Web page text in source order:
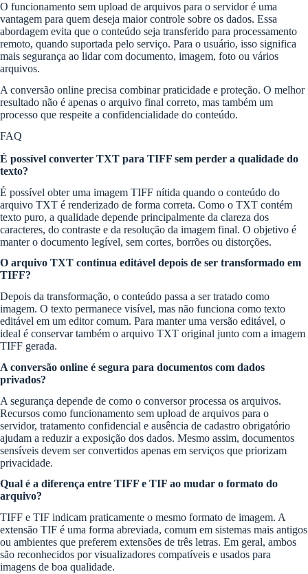
O funcionamento sem upload de arquivos para o servidor é uma
vantagem para quem deseja maior controle sobre os dados. Essa
abordagem evita que o conteúdo seja transferido para processamento
remoto, quando suportada pelo serviço. Para o usuário, isso significa
mais segurança ao lidar com documento, imagem, foto ou vários
arquivos.
A conversão online precisa combinar praticidade e proteção. O melhor
resultado não é apenas o arquivo final correto, mas também um
processo que respeite a confidencialidade do conteúdo.
FAQ
É possível converter TXT para TIFF sem perder a qualidade do
texto?
É possível obter uma imagem TIFF nítida quando o conteúdo do
arquivo TXT é renderizado de forma correta. Como o TXT contém
texto puro, a qualidade depende principalmente da clareza dos
caracteres, do contraste e da resolução da imagem final. O objetivo é
manter o documento legível, sem cortes, borrões ou distorções.
O arquivo TXT continua editável depois de ser transformado em
TIFF?
Depois da transformação, o conteúdo passa a ser tratado como
imagem. O texto permanece visível, mas não funciona como texto
editável em um editor comum. Para manter uma versão editável, o
ideal é conservar também o arquivo TXT original junto com a imagem
TIFF gerada.
A conversão online é segura para documentos com dados
privados?
A segurança depende de como o conversor processa os arquivos.
Recursos como funcionamento sem upload de arquivos para o
servidor, tratamento confidencial e ausência de cadastro obrigatório
ajudam a reduzir a exposição dos dados. Mesmo assim, documentos
sensíveis devem ser convertidos apenas em serviços que priorizam
privacidade.
Qual é a diferença entre TIFF e TIF ao mudar o formato do
arquivo?
TIFF e TIF indicam praticamente o mesmo formato de imagem. A
extensão TIF é uma forma abreviada, comum em sistemas mais antigos
ou ambientes que preferem extensões de três letras. Em geral, ambos
são reconhecidos por visualizadores compatíveis e usados para
imagens de boa qualidade.